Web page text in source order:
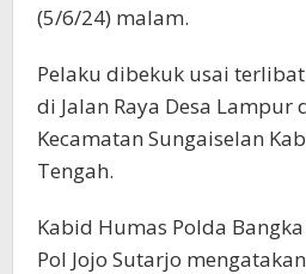
(5/6/24) malam.
Pelaku dibekuk usai
di Jalan Raya Desa Lampur
Kecamatan Sungaiselan
Tengah.
Kabid Humas Polda
Pol Jojo Sutarjo